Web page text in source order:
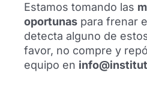
Estamos tomando las
oportunas para frenar
detecta alguno de
favor, no compre y
equipo en